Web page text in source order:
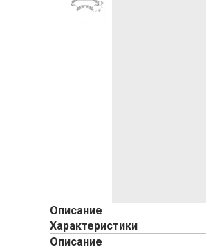
Описание
Характеристики
Описание